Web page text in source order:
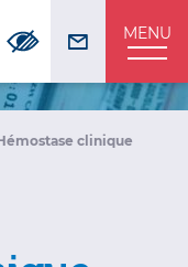
MENU
clinique